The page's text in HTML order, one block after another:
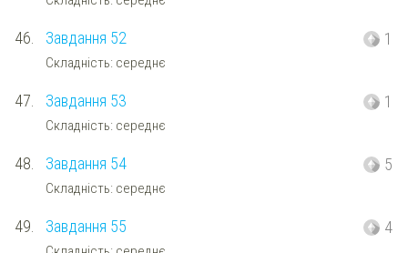
46. Завдання 52
Складність: середнє
1
47. Завдання 53
Складність: середнє
1
48. Завдання 54
Складність: середнє
5
49. Завдання 55 4